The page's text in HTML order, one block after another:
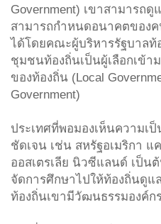
Government) เขาสามารถ
สามารถกำหนดอนาคตของ
ได้โดยคณะผู้บริหารรัฐบาล
ชุมชนท้องถิ่นเป็นผู้เลือกเข้า
ของท้องถิ่น (Local
Government)
ประเทศที่พอมองเห็นความเ
ชัดเจน เช่น สหรัฐอเมริกา
ออสเตรเลีย นิวซีแลนด์ เป็น
จัดการศึกษาไปให้ท้องถิ่นดูแ
ท้องถิ่นเขามีวัฒนธรรมองค์ก